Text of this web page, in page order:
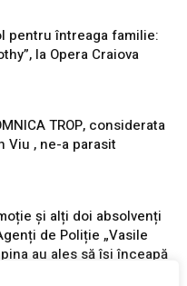
pentru întreaga familie:
la Opera Craiova
TROP, considerata
Viu , ne-a parasit
și alți doi absolvenți
de Poliție „Vasile
au ales să își înceapă